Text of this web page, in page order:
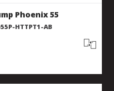
Phoenix 55
HTTPT1-AB